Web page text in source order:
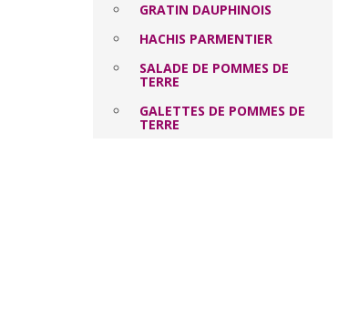
GRATIN DAUPHINOIS
HACHIS PARMENTIER
SALADE DE POMMES DE
TERRE
GALETTES DE POMMES DE
TERRE